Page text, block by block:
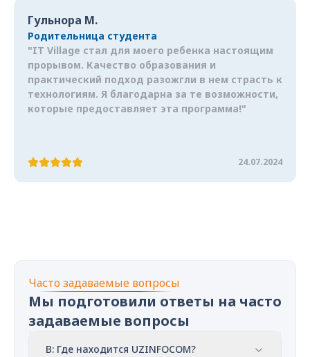
Гульнора М.
Родительница студента
"IT Village стал для моего ребенка настоящим
прорывом. Качество образования и
практический подход разожгли в нем страсть к
технологиям. Я благодарна за те возможности,
которые предоставляет эта программа!"
24.07.2024
Часто задаваемые вопросы
Мы подготовили ответы на часто
задаваемые вопросы
В: Где находится UZINFOCOM?